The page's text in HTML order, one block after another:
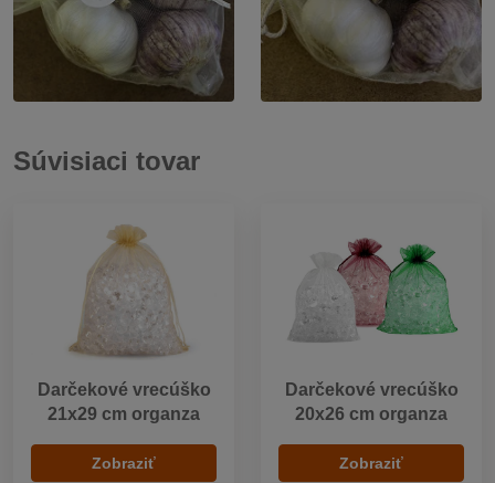
Súvisiaci tovar
Darčekové vrecúško
21x29 cm organza
Zobraziť
Darčekové vrecúško
20x26 cm organza
Zobraziť